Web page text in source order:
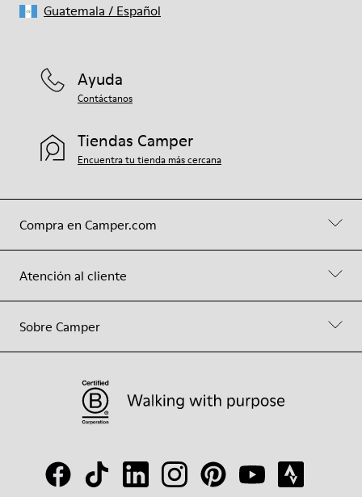
Compra en Camper.com
Atención al cliente
Sobre Camper
Ayuda
Contáctanos
Tiendas Camper
Encuentra tu tienda más cercana
Guatemala / Español